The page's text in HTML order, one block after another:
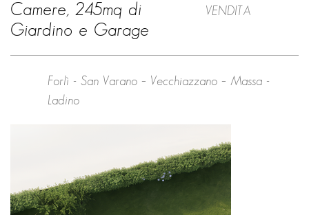
Camere, 245mq di
Giardino e Garage
VENDITA
Forlì - San Varano – Vecchiazzano – Massa -
Ladino